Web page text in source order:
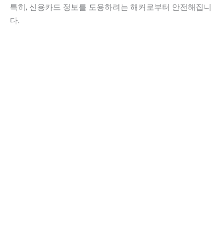
특히, 신용카드 정보를 도용하려는 해커로부터 안전해집니
다.